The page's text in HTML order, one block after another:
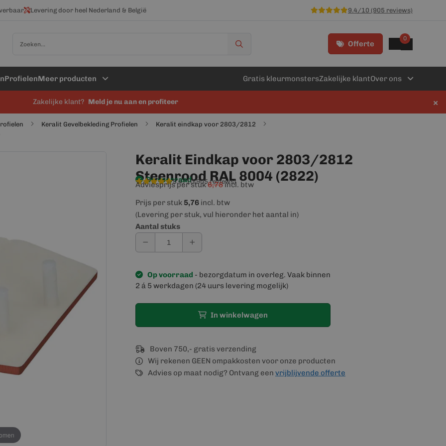
Levering door heel Nederland & België 9.4/10 (905 reviews)
Offerte
0
ProfielenMeer producten Gratis kleurmonstersZakelijke klantOver ons
Zakelijke klant? Meld je nu aan en profiteer ×
Keralit Gevelbekleding Profielen
Keralit eindkap voor 2803/2812
Keralit Eindkap voor 2803/2812
Steenrood RAL 8004 (2822)
Op voorraad
9,4/10(905 reviews)
Adviesprijs per stuk6,78incl. btw
Prijs per stuk 5,76 incl. btw
(Levering per stuk, vul hieronder het aantal in)
Aantal stuks
Op voorraad - bezorgdatum in overleg. Vaak binnen
2 á 5 werkdagen (24 uurs levering mogelijk)
In winkelwagen
Boven 750,- gratis verzending
Wij rekenen GEEN ompakkosten voor onze producten
Advies op maat nodig? Ontvang een vrijblijvende offerte